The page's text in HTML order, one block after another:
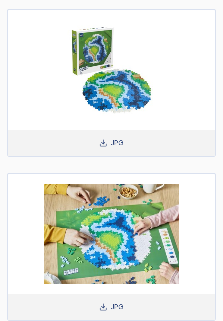
JPG
JPG